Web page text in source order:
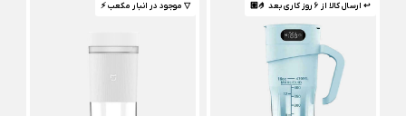
↩ ارسال کالا از 6 روز کاری بعد 🤌🏼 ▽ موجود در انبار مکعب ⚡️